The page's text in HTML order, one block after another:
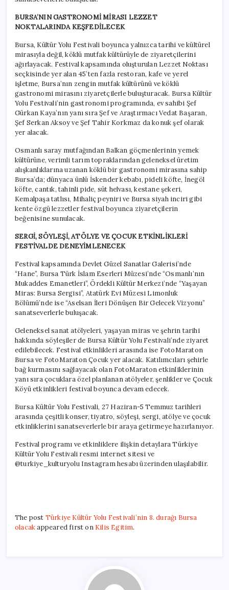
BURSA’NIN GASTRONOMİ MİRASI LEZZET
NOKTALARINDA KEŞFEDİLECEK
Bursa, Kültür Yolu Festivali boyunca yalnızca tarihi ve kültürel
mirasıyla değil, köklü mutfak kültürüyle de ziyaretçilerini
ağırlayacak. Festival kapsamında oluşturulan Lezzet Noktası
seçkisinde yer alan 45’ten fazla restoran, kafe ve yerel
işletme, Bursa’nın zengin mutfak kültürünü ve köklü
gastronomi mirasını ziyaretçilerle buluşturacak. Bursa Kültür
Yolu Festivali’nin gastronomi programında, ev sahibi Şef
Gürkan Kaya’nın yanı sıra Şef ve Araştırmacı Vedat Başaran,
Şef Serkan Aksoy ve Şef Tahir Korkmaz da konuk şef olarak
yer alacak.
Osmanlı saray mutfağından Balkan göçmenlerinin yemek
kültürüne, verimli tarım topraklarından geleneksel üretim
alışkanlıklarına uzanan köklü bir gastronomi mirasına sahip
Bursa’da; dünyaca ünlü İskender kebabı, pideli köfte, İnegöl
köfte, cantık, tahinli pide, süt helvası, kestane şekeri,
Kemalpaşa tatlısı, Mihaliç peyniri ve Bursa siyah inciri gibi
kente özgü lezzetler festival boyunca ziyaretçilerin
beğenisine sunulacak.
SERGİ, SÖYLEŞİ, ATÖLYE VE ÇOCUK ETKİNLİKLERİ
FESTİVALDE DENEYİMLENECEK
Festival kapsamında Devlet Güzel Sanatlar Galerisi’nde
“Hane”, Bursa Türk İslam Eserleri Müzesi’nde “Osmanlı’nın
Mukaddes Emanetleri”, Ördekli Kültür Merkezi’nde “Yaşayan
Miras: Bursa Sergisi”, Atatürk Evi Müzesi Limonluk
Bölümü’nde ise “Aselsan İleri Dönüşen Bir Gelecek Vizyonu”
sanatseverlerle buluşacak.
Geleneksel sanat atölyeleri, yaşayan miras ve şehrin tarihi
hakkında söyleşiler de Bursa Kültür Yolu Festivali’nde ziyaret
edilebilecek. Festival etkinlikleri arasında ise FotoMaraton
Bursa ve FotoMaraton Çocuk yer alacak. Katılımcıları şehirle
bağ kurmasını sağlayacak olan FotoMaraton etkinliklerinin
yanı sıra çocuklara özel planlanan atölyeler, şenlikler ve Çocuk
Köyü etkinlikleri festival boyunca devam edecek.
Bursa Kültür Yolu Festivali, 27 Haziran-5 Temmuz tarihleri
arasında çeşitli konser, tiyatro, söyleşi, sergi, atölye ve çocuk
etkinliklerini sanatseverlerle bir araya getirmeye hazırlanıyor.
Festival programı ve etkinliklere ilişkin detaylara Türkiye
Kültür Yolu Festivali resmi internet sitesi ve
@turkiye_kulturyolu Instagram hesabı üzerinden ulaşılabilir.
The post Türkiye Kültür Yolu Festivali’nin 8. durağı Bursa
olacakappeared first on Kilis Egitim.